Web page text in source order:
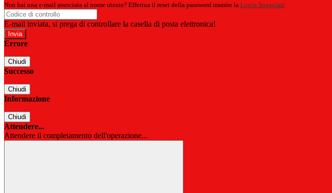
Non hai una e-mail associata al nome utente? Effettua il reset della password tramite la Login Spaggiari
E-mail inviata, si prega di controllare la casella di posta elettronica!
Errore
Chiudi
Successo
Chiudi
Informazione
Chiudi
Attendere...
Attendere il completamento dell'operazione...